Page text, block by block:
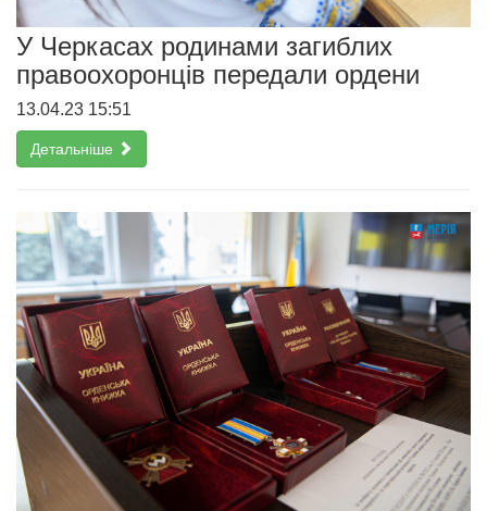
У Черкасах родинами загиблих
правоохоронців передали ордени
13.04.23 15:51
Детальніше